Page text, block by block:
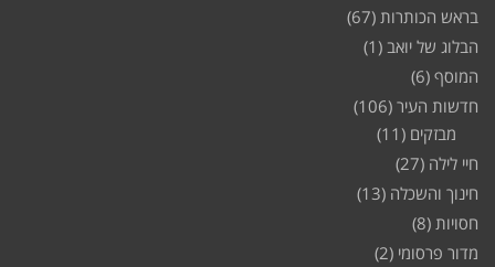
בראש הכותרות (67)
הבלוג של יואב (1)
המוסף (6)
חדשות העיר (106)
מבזקים (11)
חיי לילה (27)
חינוך והשכלה (13)
חסויות (8)
מדור פרסומי (2)